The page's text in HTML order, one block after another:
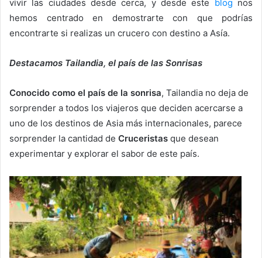
vivir las ciudades desde cerca, y desde este blog nos
hemos centrado en demostrarte con que podrías
encontrarte si realizas un crucero con destino a Asía.
Destacamos Tailandia, el país de las Sonrisas
Conocido como el país de la sonrisa, Tailandia no deja de
sorprender a todos los viajeros que deciden acercarse a
uno de los destinos de Asia más internacionales, parece
sorprender la cantidad de Cruceristas que desean
experimentar y explorar el sabor de este país.